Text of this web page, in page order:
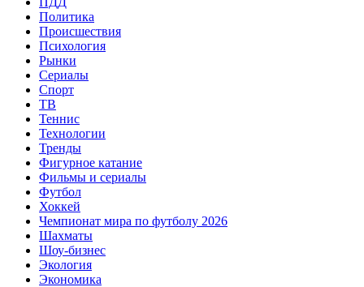
Политика
Происшествия
Психология
Рынки
Сериалы
Спорт
ТВ
Теннис
Технологии
Тренды
Фигурное катание
Фильмы и сериалы
Футбол
Хоккей
Чемпионат мира по футболу 2026
Шахматы
Шоу-бизнес
Экология
Экономика